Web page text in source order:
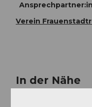
Ansprechpartner:in
Verein
In der Nähe